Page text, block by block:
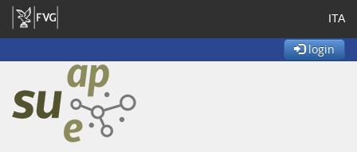
ITA
login